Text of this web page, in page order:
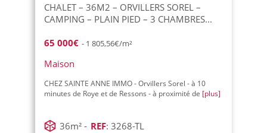
CHALET – 36M2 – ORVILLERS SOREL –
CAMPING – PLAIN PIED – 3 CHAMBRES...
65 000€ - 1 805,56€/m²
Maison
CHEZ SAINTE ANNE IMMO - Orvillers Sorel - à 10
minutes de Roye et de Ressons - à proximité de [plus]
36m² - REF: 3268-TL